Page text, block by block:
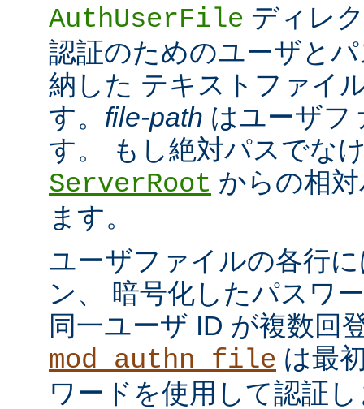
AuthUserFile ディレ
認証のためのユーザと
納した テキストファイ
す。 file-path はユーザフ
す。 もし絶対パスでな
ServerRoot からの相
ます。
ユーザファイルの各行
ン、 暗号化したパスワ
同一ユーザ ID が複数回
mod_authn_file は最
ワードを使用して認証